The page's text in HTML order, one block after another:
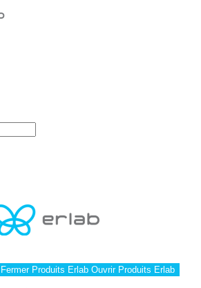
Fermer Produits Erlab Ouvrir Produits Erlab